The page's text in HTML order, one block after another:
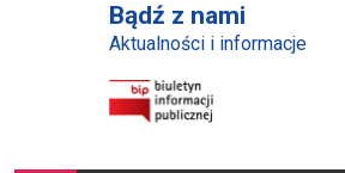
Bądź z nami
Aktualności i informacje